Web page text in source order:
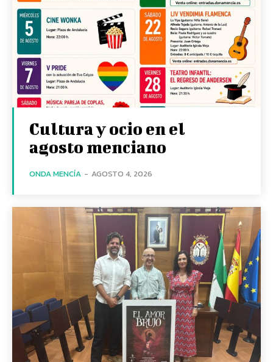
Cultura y ocio en el
agosto menciano
ONDA MENCÍA - AGOSTO 4, 2026